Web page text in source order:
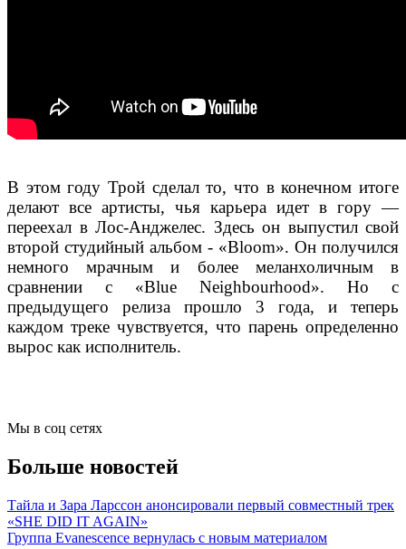
В этом году Трой сделал то, что в конечном итоге
делают все артисты, чья карьера идет в гору —
переехал в Лос-Анджелес. Здесь он выпустил свой
второй студийный альбом - «Bloom». Он получился
немного мрачным и более меланхоличным в
сравнении с «Blue Neighbourhood». Но с
предыдущего релиза прошло 3 года, и теперь
каждом треке чувствуется, что парень определенно
вырос как исполнитель.
Мы в соц сетях
Больше новостей
Тайла и Зара Ларссон анонсировали первый совместный трек
«SHE DID IT AGAIN»
Группа Evanescence вернулась с новым материалом